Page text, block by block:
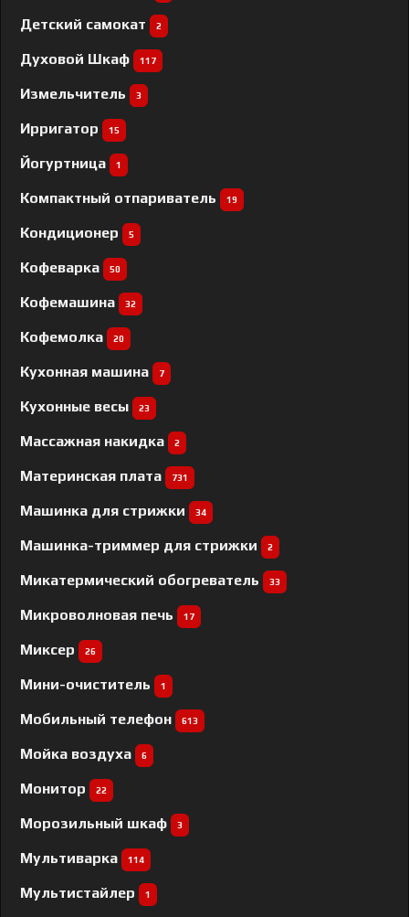
Детский самокат 2
Духовой Шкаф 117
Измельчитель 3
Ирригатор 15
Йогуртница 1
Компактный отпариватель 19
Кондиционер 5
Кофеварка 50
Кофемашина 32
Кофемолка 20
Кухонная машина 7
Кухонные весы 23
Массажная накидка 2
Материнская плата 731
Машинка для стрижки 34
Машинка-триммер для стрижки 2
Микатермический обогреватель 33
Микроволновая печь 17
Миксер 26
Мини-очиститель 1
Мобильный телефон 613
Мойка воздуха 6
Монитор 22
Морозильный шкаф 3
Мультиварка 114
Мультистайлер 1